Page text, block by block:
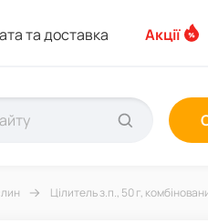
та доставка Акції
Цілитель з.п., 50 г,